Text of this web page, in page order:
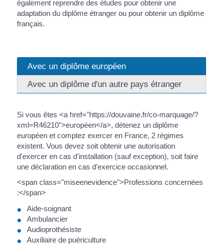
également reprendre des études pour obtenir une
adaptation du diplôme étranger ou pour obtenir un diplôme
français.
Avec un diplôme européen
Avec un diplôme d'un autre pays étranger
Si vous êtes <a href="https://douvaine.fr/co-marquage/?
xml=R46210">européen</a>, détenez un diplôme
européen et comptez exercer en France, 2 régimes
existent. Vous devez soit obtenir une autorisation
d'exercer en cas d'installation (sauf exception), soit faire
une déclaration en cas d’exercice occasionnel.
<span class="miseenevidence">Professions concernées
:</span>
Aide-soignant
Ambulancier
Audioprothésiste
Auxiliaire de puériculture